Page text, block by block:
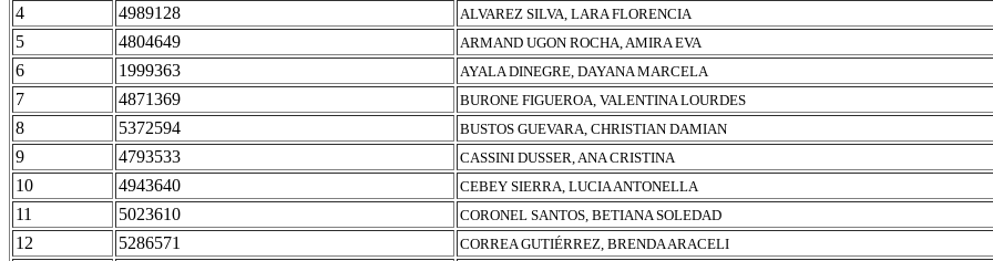
4 4989128 ALVAREZ SILVA, LARA FLORENCIA
5 4804649 ARMAND UGON ROCHA, AMIRA EVA
6 1999363 AYALA DINEGRE, DAYANA MARCELA
7 4871369 BURONE FIGUEROA, VALENTINA LOURDES
8 5372594 BUSTOS GUEVARA, CHRISTIAN DAMIAN
9 4793533 CASSINI DUSSER, ANA CRISTINA
10 4943640 CEBEY SIERRA, LUCIA ANTONELLA
11 5023610 CORONEL SANTOS, BETIANA SOLEDAD
12 5286571 CORREA GUTIÉRREZ, BRENDA ARACELI